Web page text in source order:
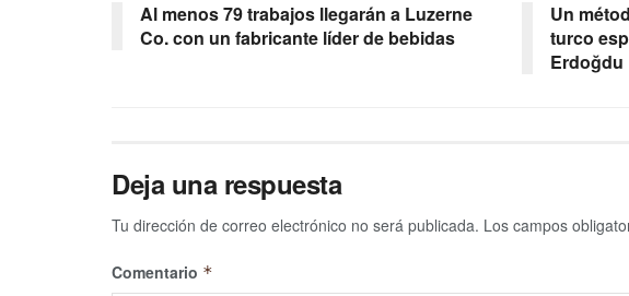
Al menos 79 trabajos llegarán a Luzerne
Co. con un fabricante líder de bebidas
Un
turco
Erdoğdu
Deja una respuesta
Tu dirección de correo electrónico no será publicada. Los campos
Comentario *